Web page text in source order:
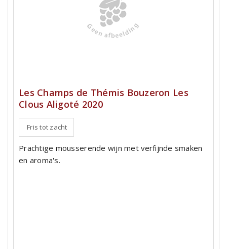
Les Champs de Thémis Bouzeron Les
Clous Aligoté 2020
Fris tot zacht
Prachtige mousserende wijn met verfijnde smaken
en aroma's.